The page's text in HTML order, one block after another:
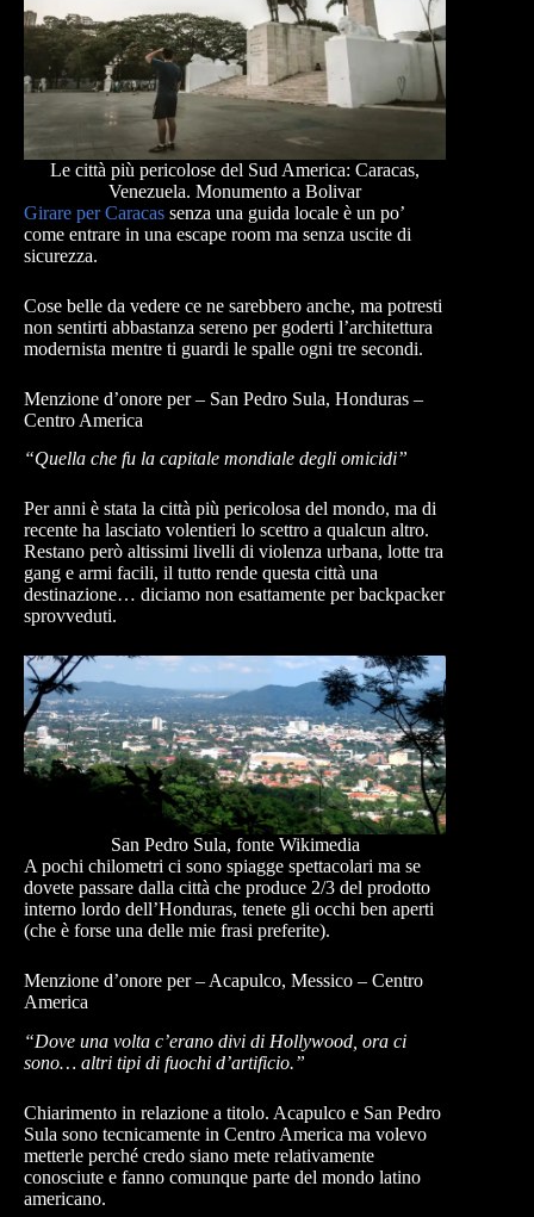
Le città più pericolose del Sud America: Caracas,
Venezuela. Monumento a Bolivar
Girare per Caracas senza una guida locale è un po’
come entrare in una escape room ma senza uscite di
sicurezza.
Cose belle da vedere ce ne sarebbero anche, ma potresti
non sentirti abbastanza sereno per goderti l’architettura
modernista mentre ti guardi le spalle ogni tre secondi.
Menzione d’onore per – San Pedro Sula, Honduras –
Centro America
“Quella che fu la capitale mondiale degli omicidi”
Per anni è stata la città più pericolosa del mondo, ma di
recente ha lasciato volentieri lo scettro a qualcun altro.
Restano però altissimi livelli di violenza urbana, lotte tra
gang e armi facili, il tutto rende questa città una
destinazione… diciamo non esattamente per backpacker
sprovveduti.
San Pedro Sula, fonte Wikimedia
A pochi chilometri ci sono spiagge spettacolari ma se
dovete passare dalla città che produce 2/3 del prodotto
interno lordo dell’Honduras, tenete gli occhi ben aperti
(che è forse una delle mie frasi preferite).
Menzione d’onore per – Acapulco, Messico – Centro
America
“Dove una volta c’erano divi di Hollywood, ora ci
sono… altri tipi di fuochi d’artificio.”
Chiarimento in relazione a titolo. Acapulco e San Pedro
Sula sono tecnicamente in Centro America ma volevo
metterle perché credo siano mete relativamente
conosciute e fanno comunque parte del mondo latino
americano.